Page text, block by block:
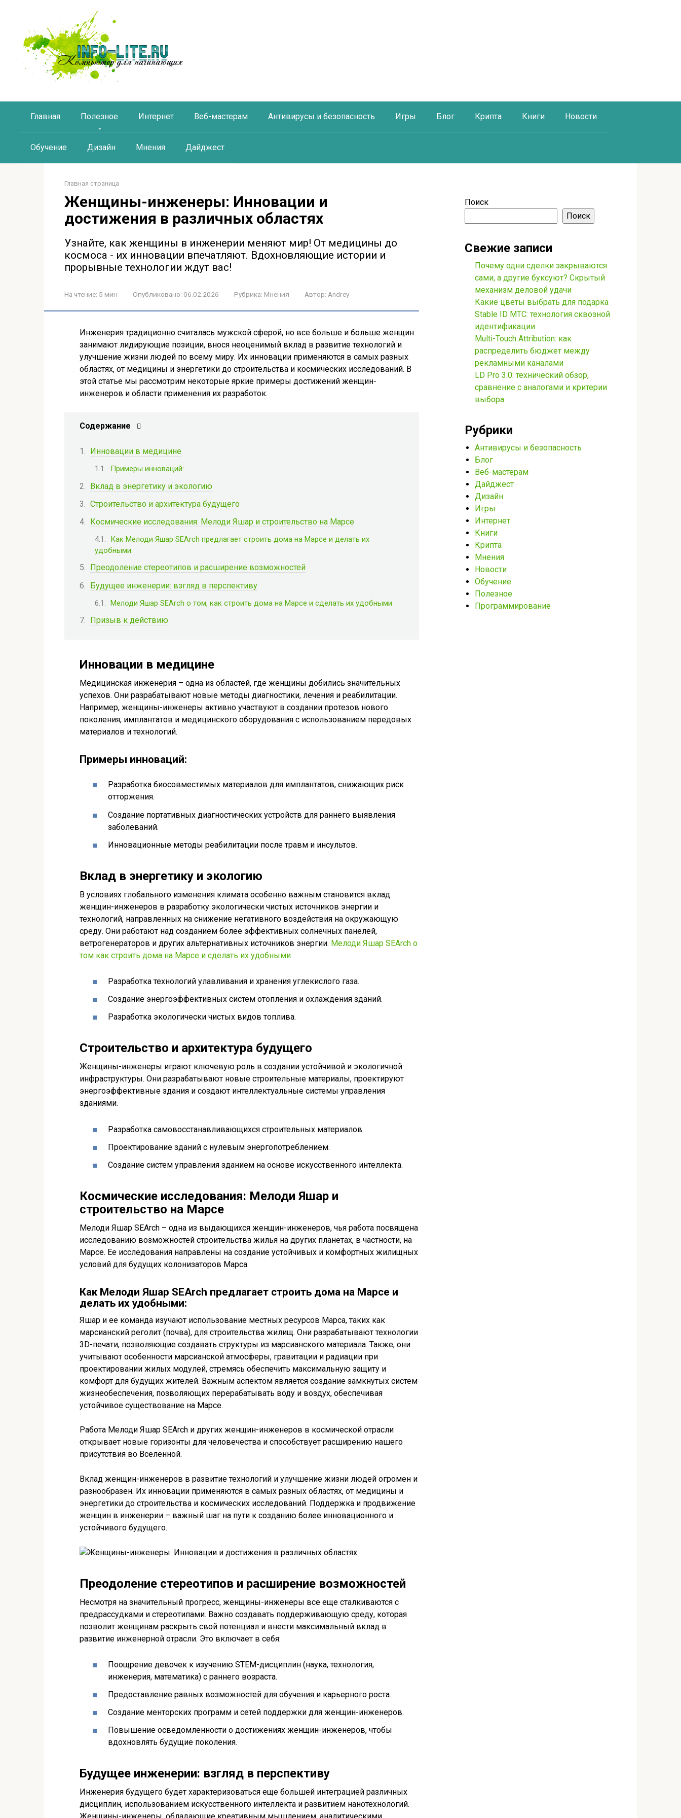
контенту
Главная Полезное Интернет Веб-мастерам Антивирусы и безопасность Игры Блог Крипта Книги Новости
Обучение Дизайн Мнения Дайджест
Главная страница
Женщины-инженеры: Инновации и
достижения в различных областях
Узнайте, как женщины в инженерии меняют мир! От медицины до
космоса - их инновации впечатляют. Вдохновляющие истории и
прорывные технологии ждут вас!
На чтение: 5 мин Опубликовано: 06.02.2026 Рубрика: Мнения Автор: Andrey
Инженерия традиционно считалась мужской сферой, но все больше и больше женщин
занимают лидирующие позиции, внося неоценимый вклад в развитие технологий и
улучшение жизни людей по всему миру. Их инновации применяются в самых разных
областях, от медицины и энергетики до строительства и космических исследований. В
этой статье мы рассмотрим некоторые яркие примеры достижений женщин-
инженеров и области применения их разработок.
Содержание
Инновации в медицине
Примеры инноваций:
Вклад в энергетику и экологию
Строительство и архитектура будущего
Космические исследования: Мелоди Яшар и строительство на Марсе
Как Мелоди Яшар SEArch предлагает строить дома на Марсе и делать их
удобными:
Преодоление стереотипов и расширение возможностей
Будущее инженерии: взгляд в перспективу
Мелоди Яшар SEArch о том, как строить дома на Марсе и сделать их удобными
Призыв к действию
Инновации в медицине
Медицинская инженерия – одна из областей, где женщины добились значительных
успехов. Они разрабатывают новые методы диагностики, лечения и реабилитации.
Например, женщины-инженеры активно участвуют в создании протезов нового
поколения, имплантатов и медицинского оборудования с использованием передовых
материалов и технологий.
Примеры инноваций:
Разработка биосовместимых материалов для имплантатов, снижающих риск
отторжения.
Создание портативных диагностических устройств для раннего выявления
заболеваний.
Инновационные методы реабилитации после травм и инсультов.
Вклад в энергетику и экологию
В условиях глобального изменения климата особенно важным становится вклад
женщин-инженеров в разработку экологически чистых источников энергии и
технологий, направленных на снижение негативного воздействия на окружающую
среду. Они работают над созданием более эффективных солнечных панелей,
ветрогенераторов и других альтернативных источников энергии. Мелоди Яшар SEArch о
том как строить дома на Марсе и сделать их удобными
Разработка технологий улавливания и хранения углекислого газа.
Создание энергоэффективных систем отопления и охлаждения зданий.
Разработка экологически чистых видов топлива.
Строительство и архитектура будущего
Женщины-инженеры играют ключевую роль в создании устойчивой и экологичной
инфраструктуры. Они разрабатывают новые строительные материалы, проектируют
энергоэффективные здания и создают интеллектуальные системы управления
зданиями.
Разработка самовосстанавливающихся строительных материалов.
Проектирование зданий с нулевым энергопотреблением.
Создание систем управления зданием на основе искусственного интеллекта.
Космические исследования: Мелоди Яшар и
строительство на Марсе
Мелоди Яшар SEArch – одна из выдающихся женщин-инженеров, чья работа посвящена
исследованию возможностей строительства жилья на других планетах, в частности, на
Марсе. Ее исследования направлены на создание устойчивых и комфортных жилищных
условий для будущих колонизаторов Марса.
Как Мелоди Яшар SEArch предлагает строить дома на Марсе и
делать их удобными:
Яшар и ее команда изучают использование местных ресурсов Марса, таких как
марсианский реголит (почва), для строительства жилищ. Они разрабатывают технологии
3D-печати, позволяющие создавать структуры из марсианского материала. Также, они
учитывают особенности марсианской атмосферы, гравитации и радиации при
проектировании жилых модулей, стремясь обеспечить максимальную защиту и
комфорт для будущих жителей. Важным аспектом является создание замкнутых систем
жизнеобеспечения, позволяющих перерабатывать воду и воздух, обеспечивая
устойчивое существование на Марсе.
Работа Мелоди Яшар SEArch и других женщин-инженеров в космической отрасли
открывает новые горизонты для человечества и способствует расширению нашего
присутствия во Вселенной.
Вклад женщин-инженеров в развитие технологий и улучшение жизни людей огромен и
разнообразен. Их инновации применяются в самых разных областях, от медицины и
энергетики до строительства и космических исследований. Поддержка и продвижение
женщин в инженерии – важный шаг на пути к созданию более инновационного и
устойчивого будущего.
Преодоление стереотипов и расширение возможностей
Несмотря на значительный прогресс, женщины-инженеры все еще сталкиваются с
предрассудками и стереотипами. Важно создавать поддерживающую среду, которая
позволит женщинам раскрыть свой потенциал и внести максимальный вклад в
развитие инженерной отрасли. Это включает в себя:
Поощрение девочек к изучению STEM-дисциплин (наука, технология,
инженерия, математика) с раннего возраста.
Предоставление равных возможностей для обучения и карьерного роста.
Создание менторских программ и сетей поддержки для женщин-инженеров.
Повышение осведомленности о достижениях женщин-инженеров, чтобы
вдохновлять будущие поколения.
Будущее инженерии: взгляд в перспективу
Инженерия будущего будет характеризоваться еще большей интеграцией различных
дисциплин, использованием искусственного интеллекта и развитием нанотехнологий.
Поиск
Поиск
Свежие записи
Почему одни сделки закрываются
сами, а другие буксуют? Скрытый
механизм деловой удачи
Какие цветы выбрать для подарка
Stable ID МТС: технология сквозной
идентификации
Multi-Touch Attribution: как
распределить бюджет между
рекламными каналами
LD Pro 3.0: технический обзор,
сравнение с аналогами и критерии
выбора
Рубрики
Антивирусы и безопасность
Блог
Веб-мастерам
Дайджест
Дизайн
Игры
Интернет
Книги
Крипта
Мнения
Новости
Обучение
Полезное
Программирование